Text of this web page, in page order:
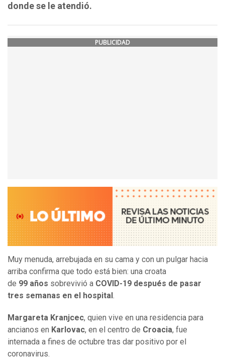
donde se le atendió.
PUBLICIDAD
Muy menuda, arrebujada en su cama y con un pulgar hacia
arriba confirma que todo está bien: una croata
de 99 años sobrevivió a COVID-19 después de pasar
tres semanas en el hospital .
Margareta Kranjcec, quien vive en una residencia para
ancianos en Karlovac, en el centro de Croacia, fue
internada a fines de octubre tras dar positivo por el
coronavirus.